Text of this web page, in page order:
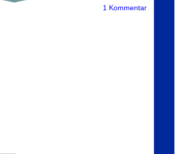
1 Kommentar